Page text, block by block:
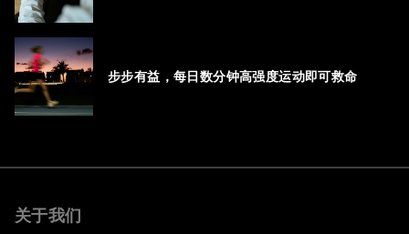
步步有益，每日数分钟高强度运动即可救命
关于我们